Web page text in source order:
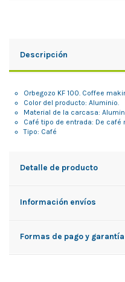
Descripción
Orbegozo KF 100. Coffee
Color del producto: Aluminio.
Material de la carcasa:
Café tipo de entrada: De café
Tipo: Café
Detalle de producto
Información envíos
Formas de pago y garantía